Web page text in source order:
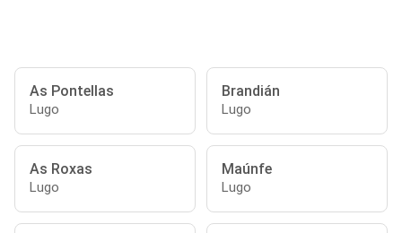
As Pontellas
Lugo
Brandián
Lugo
As Roxas
Lugo
Maúnfe
Lugo